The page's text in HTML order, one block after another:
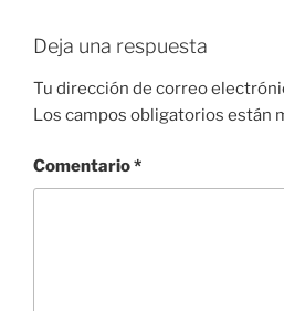
Deja una respuesta
Tu dirección de correo
Los campos obligatorios están
Comentario*